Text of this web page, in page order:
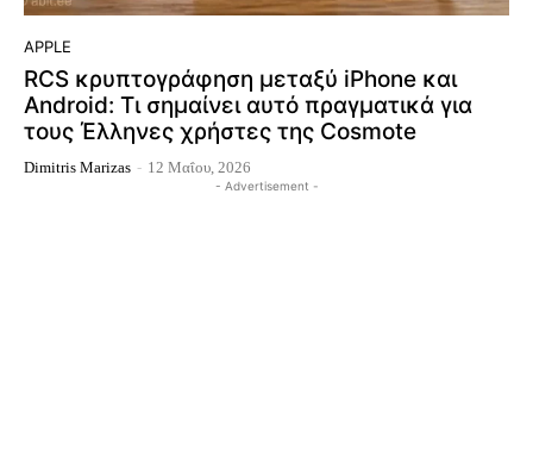
APPLE
RCS κρυπτογράφηση μεταξύ iPhone και
Android: Τι σημαίνει αυτό πραγματικά για
τους Έλληνες χρήστες της Cosmote
Dimitris Marizas - 12 Μαΐου, 2026
- Advertisement -